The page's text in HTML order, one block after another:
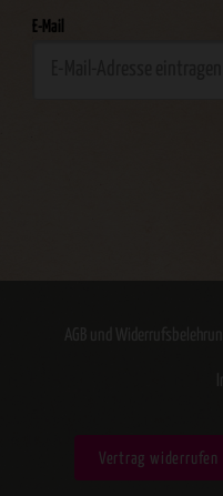
E-Mail
AGB und Widerrufsbelehrung
Vertrag widerrufen